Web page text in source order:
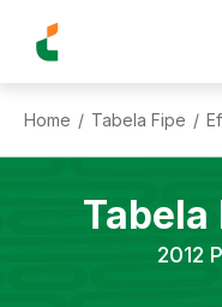
Home / Tabela Fipe /
Tabela
2012